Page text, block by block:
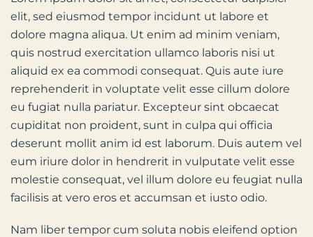
elit, sed eiusmod tempor incidunt ut labore et
dolore magna aliqua. Ut enim ad minim veniam,
quis nostrud exercitation ullamco laboris nisi ut
aliquid ex ea commodi consequat. Quis aute iure
reprehenderit in voluptate velit esse cillum dolore
eu fugiat nulla pariatur. Excepteur sint obcaecat
cupiditat non proident, sunt in culpa qui officia
deserunt mollit anim id est laborum. Duis autem vel
eum iriure dolor in hendrerit in vulputate velit esse
molestie consequat, vel illum dolore eu feugiat nulla
facilisis at vero eros et accumsan et iusto odio.
Nam liber tempor cum soluta nobis eleifend option